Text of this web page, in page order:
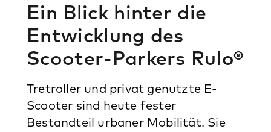
Ein Blick hinter die
Entwicklung des
Scooter-Parkers Rulo®
Tretroller und privat genutzte E-
Scooter sind heute fester
Bestandteil urbaner Mobilität. Sie